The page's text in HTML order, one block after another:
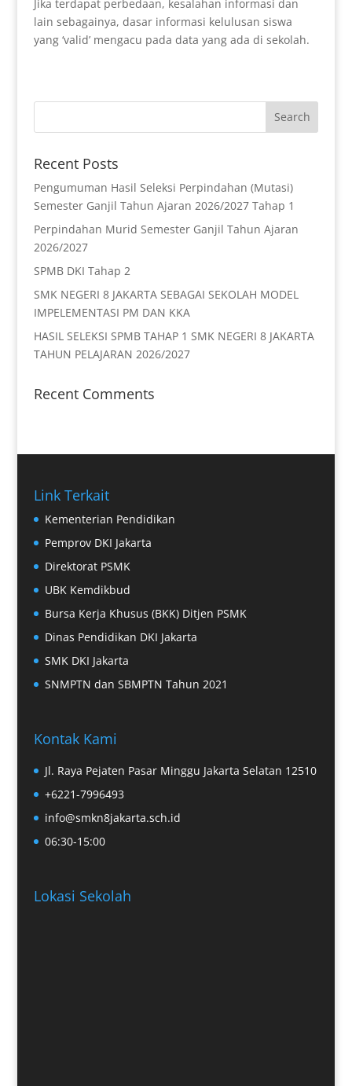
Jika terdapat perbedaan, kesalahan informasi dan
lain sebagainya, dasar informasi kelulusan siswa
yang ‘valid’ mengacu pada data yang ada di sekolah.
Recent Posts
Pengumuman Hasil Seleksi Perpindahan (Mutasi)
Semester Ganjil Tahun Ajaran 2026/2027 Tahap 1
Perpindahan Murid Semester Ganjil Tahun Ajaran
2026/2027
SPMB DKI Tahap 2
SMK NEGERI 8 JAKARTA SEBAGAI SEKOLAH MODEL
IMPELEMENTASI PM DAN KKA
HASIL SELEKSI SPMB TAHAP 1 SMK NEGERI 8 JAKARTA
TAHUN PELAJARAN 2026/2027
Recent Comments
Link Terkait
Kementerian Pendidikan
Pemprov DKI Jakarta
Direktorat PSMK
UBK Kemdikbud
Bursa Kerja Khusus (BKK) Ditjen PSMK
Dinas Pendidikan DKI Jakarta
SMK DKI Jakarta
SNMPTN dan SBMPTN Tahun 2021
Kontak Kami
Jl. Raya Pejaten Pasar Minggu Jakarta Selatan 12510
+6221-7996493
info@smkn8jakarta.sch.id
06:30-15:00
Lokasi Sekolah